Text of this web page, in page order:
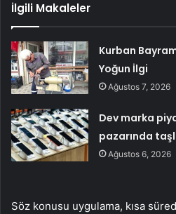
İlgili Makaleler
Kurban
Yoğun İlgi
Ağustos 7, 2026
Dev marka
pazarında
Ağustos 6, 2026
Söz konusu uygulama, kısa